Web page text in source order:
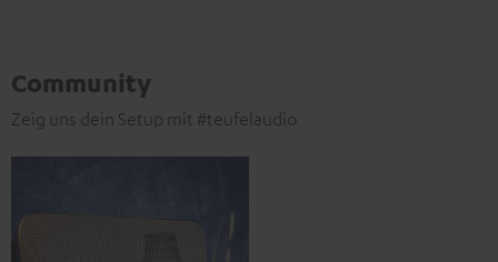
Community
Zeig uns dein Setup mit #teufelaudio